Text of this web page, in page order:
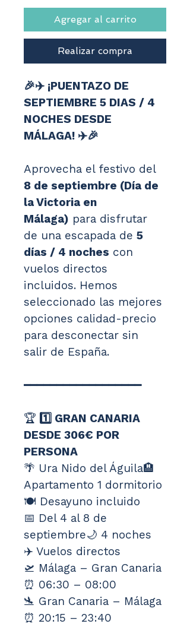
Agregar al carrito
Realizar compra
🎉✈️ ¡PUENTAZO DE
SEPTIEMBRE 5 DIAS / 4
NOCHES DESDE
MÁLAGA! ✈️🎉
Aprovecha el festivo del
8 de septiembre (Día de
la Victoria en
Málaga) para disfrutar
de una escapada de 5
días / 4 noches con
vuelos directos
incluidos. Hemos
seleccionado las mejores
opciones calidad-precio
para desconectar sin
salir de España.
━━━━━━━━━━━━━━━━━━
🏆 1️⃣ GRAN CANARIA
DESDE 306€ POR
PERSONA
🌴 Ura Nido del Águila🏨
Apartamento 1 dormitorio
🍽️ Desayuno incluido
📅 Del 4 al 8 de
septiembre🌙 4 noches
✈️ Vuelos directos
🛫 Málaga – Gran Canaria
⏰ 06:30 – 08:00
🛬 Gran Canaria – Málaga
⏰ 20:15 – 23:40